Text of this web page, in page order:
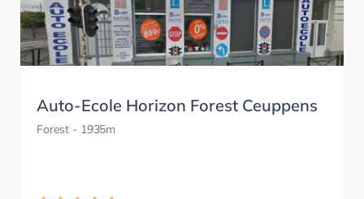
Auto-Ecole Horizon Forest Ceuppens
Forest - 1935m